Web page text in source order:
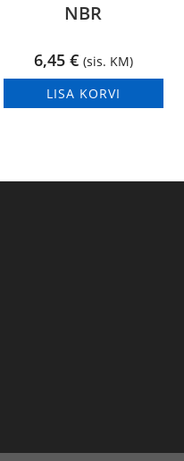
NBR
6,45 € (sis. KM)
LISA KORVI